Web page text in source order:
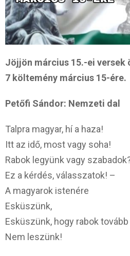
Jöjjön március 15.-ei versek
7 költemény március 15-ére.
Petőfi Sándor: Nemzeti dal
Talpra magyar, hí a haza!
Itt az idő, most vagy soha!
Rabok legyünk vagy
Ez a kérdés, válasszatok! –
A magyarok istenére
Esküszünk,
Esküszünk, hogy rabok tovább
Nem leszünk!